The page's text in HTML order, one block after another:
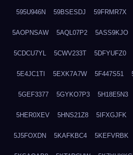
595U946N 59BSESDJ 59FRMR7X
5AOPNSAW 5AQL07P2 5ASS9KJO
5CDCU7YL 5CWV233T 5DFYUFZ0
5E4JC1TI 5EXK7A7W 5F447S51
5GEF3377 5GYKO7P3 5H18E5N3
5HER0XEV 5HNS21Z8 5IFXGJFK
5J5FOXDN 5KAFKBC4 5KEFVRBK